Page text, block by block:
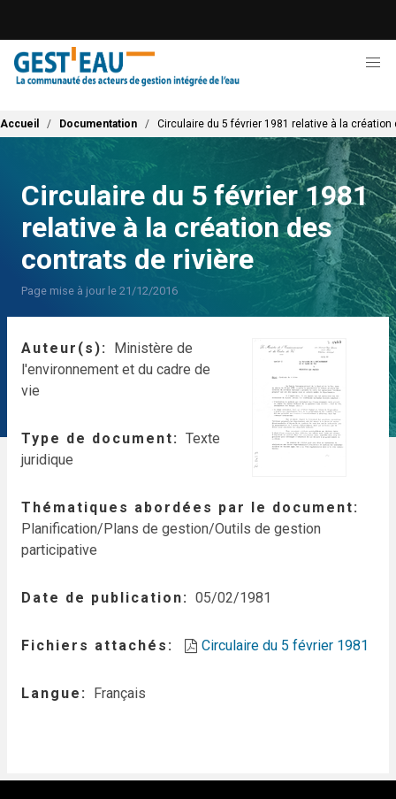
contenu
principal
Fil d'Ariane
Accueil Documentation Circulaire du 5 février 1981 relative à la
Circulaire du 5 février 1981
relative à la création des
contrats de rivière
Page mise à jour le 21/12/2016
Auteur(s)
Ministère de
l'environnement et du cadre de
vie
Type de document
Texte
juridique
Thématiques abordées par le document
Planification/Plans de gestion/Outils de gestion
participative
Date de publication 05/02/1981
Fichiers attachés Circulaire du 5 février 1981
Langue Français